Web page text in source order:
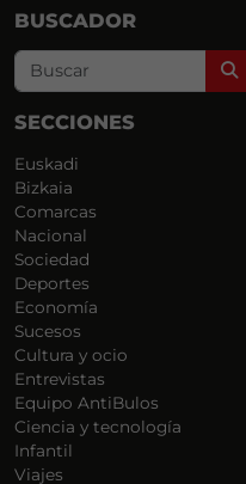
BUSCADOR
SECCIONES
Euskadi
Bizkaia
Comarcas
Nacional
Sociedad
Deportes
Economía
Sucesos
Cultura y ocio
Entrevistas
Equipo AntiBulos
Ciencia y tecnología
Infantil
Viajes